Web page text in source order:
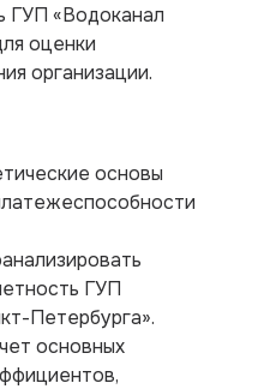
ГУП «Водоканал
оценки
организации.
основы
ГУП
Петербурга».
основных